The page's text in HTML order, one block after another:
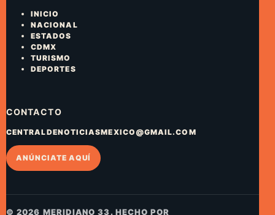
INICIO
NACIONAL
ESTADOS
CDMX
TURISMO
DEPORTES
CONTACTO
CENTRALDENOTICIASMEXICO@GMAIL.COM
ANÚNCIATE AQUÍ
© 2026 MERIDIANO 33. HECHO POR